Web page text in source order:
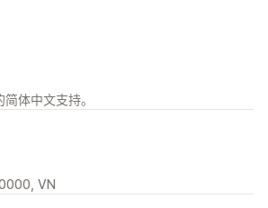
体中文支持。
VN